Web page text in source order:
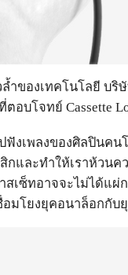
ของเทคโนโลยี บ
บโจทย์ Cassette
งเพลงของศิลปินค
และทำให้เราห้วน
ซ็ทอาจจะไม่ได้แ
อมโยงยุคอนาล็อกกั